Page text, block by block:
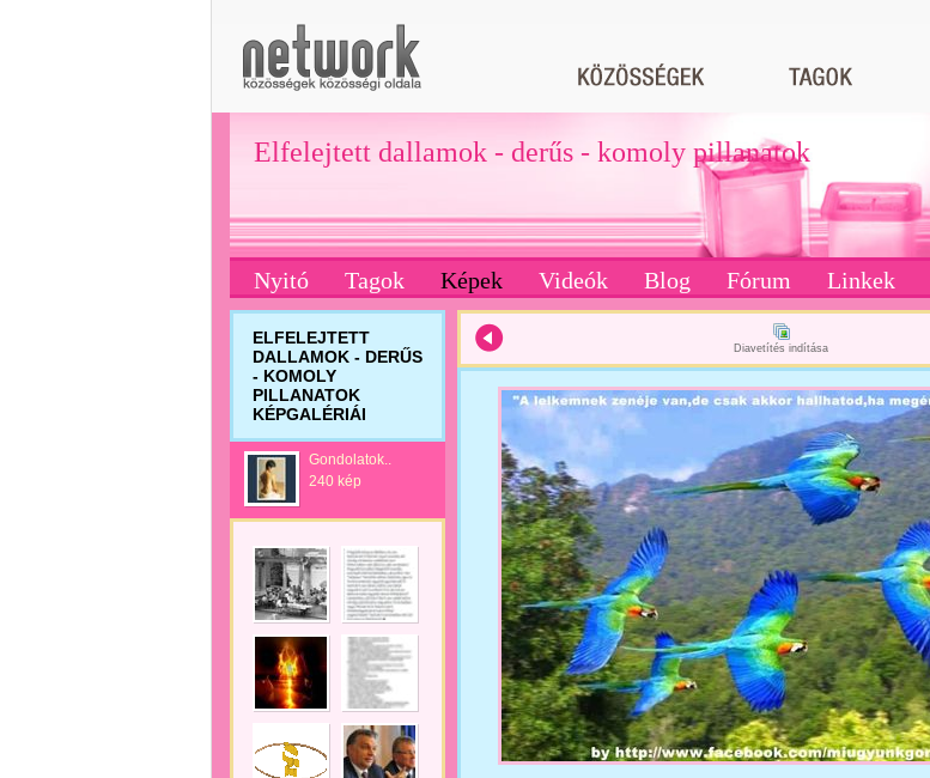
Elfelejtett dallamok - derűs - komoly pillanatok
Nyitó Tagok Képek Videók Blog Fórum Linkek
ELFELEJTETT
DALLAMOK - DERŰS
- KOMOLY
PILLANATOK
KÉPGALÉRIÁI
Gondolatok..
240 kép
Diavetítés indítása